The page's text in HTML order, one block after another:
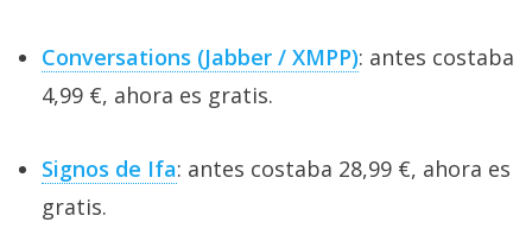
Conversations (Jabber / XMPP): antes costaba
4,99 €, ahora es gratis.
Signos de Ifa: antes costaba 28,99 €, ahora es
gratis.